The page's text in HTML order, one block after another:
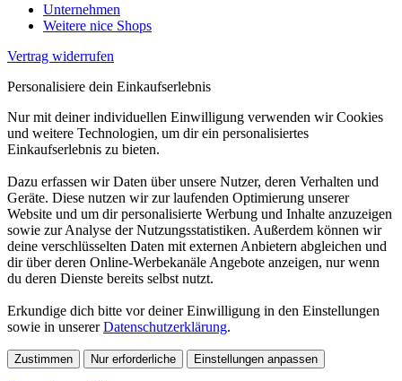
Unternehmen
Weitere nice Shops
Vertrag widerrufen
Personalisiere dein Einkaufserlebnis
Nur mit deiner individuellen Einwilligung verwenden wir Cookies
und weitere Technologien, um dir ein personalisiertes
Einkaufserlebnis zu bieten.
Dazu erfassen wir Daten über unsere Nutzer, deren Verhalten und
Geräte. Diese nutzen wir zur laufenden Optimierung unserer
Website und um dir personalisierte Werbung und Inhalte anzuzeigen
sowie zur Analyse der Nutzungsstatistiken. Außerdem können wir
deine verschlüsselten Daten mit externen Anbietern abgleichen und
dir über deren Online-Werbekanäle Angebote anzeigen, nur wenn
du deren Dienste bereits selbst nutzt.
Erkundige dich bitte vor deiner Einwilligung in den Einstellungen
sowie in unsererDatenschutzerklärung.
Zustimmen Nur erforderliche Einstellungen anpassen